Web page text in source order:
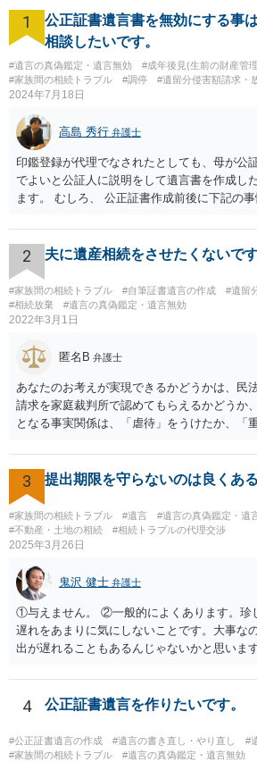
1
公正証書遺言書を無効にする事
相談したいです。
#遺言の真偽鑑定・遺言無効 #成年後見(生前の財産管
#家族間の相続トラブル
#調停 #遺留分侵害額請求・
2024年7月18日
高島 秀行 弁護士
印鑑登録が代理でなされたとしても、母が公
でよいと公証人に説明をして遺言書を作成し
ます。 むしろ、 公正証書作成前後に下記の
月に携帯が新しくなった母からの第一声は「
「面会に来てくれ」で、長男に聞くと「面会
話の使い方を教える為に会っている」「母の
電話が切れました。その後の電話でも「食事
にチップが埋められている」等、おかしかっ
録、介護認定の資料、介護記録を取得して 弁
2 夫に遺産相続をさせたくないです
#家族間の相続トラブル #自筆証書遺言の作成 #遺留
#相続放棄
#遺言の真偽鑑定・遺言無効
2022年3月1日
匿名B 弁護士
あなたのお考えが実現できるかどうかは、民
請求を家庭裁判所で認めてもらえるかどうか
となる事実関係は、「虐待」をうけたか、「
「廃除」は遺言でも可能です（民法８９３条
情を話して相談して、「廃除」が可能か、実
とをお勧めします。
3 提出期限を守らないのは良くあ
#家族間の相続トラブル #遺言 #遺言の真偽鑑定・遺
#不動産・土地の相続
#相続トラブルの代理交渉
2025年3月26日
鬼沢 健士 弁護士
①与えません。 ②一般的によくあります。珍
遅れをあまりに気にしないことです。大事な
出が遅れることもあるんじゃないかと思いま
4 公正証書遺言を作りたいです。
#公正証書遺言の作成 #遺言の書き直し・やり直し #
#家族間の相続トラブル
#遺言の真偽鑑定・遺言無効